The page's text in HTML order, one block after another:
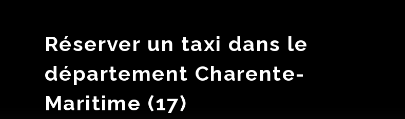
Réserver un taxi dans le
département Charente-
Maritime (17)